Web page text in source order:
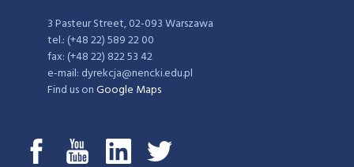
3 Pasteur Street, 02-093 Warszawa
tel.: (+48 22) 589 22 00
fax: (+48 22) 822 53 42
e-mail: dyrekcja@nencki.edu.pl
Find us onGoogle Maps